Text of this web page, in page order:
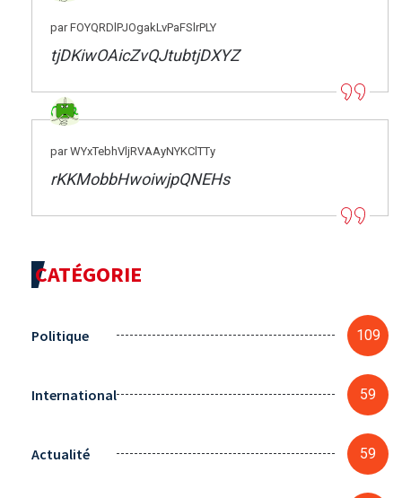
par FOYQRDlPJOgakLvPaFSlrPLY
tjDKiwOAicZvQJtubtjDXYZ
par WYxTebhVljRVAAyNYKClTTy
rKKMobbHwoiwjpQNEHs
CATÉGORIE
Politique 109
International 59
Actualité 59